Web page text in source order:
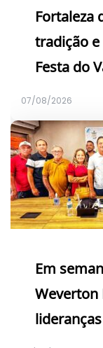
Fortaleza
tradição e
Festa do
07/08/2026
Em
Weverton
lideranças